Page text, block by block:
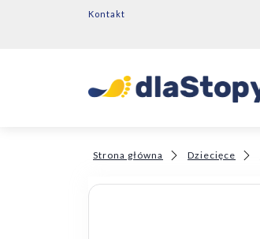
Kontakt
Strona główna Dziecięce